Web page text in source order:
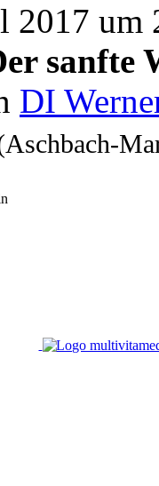
2017 um
sanfte
DI